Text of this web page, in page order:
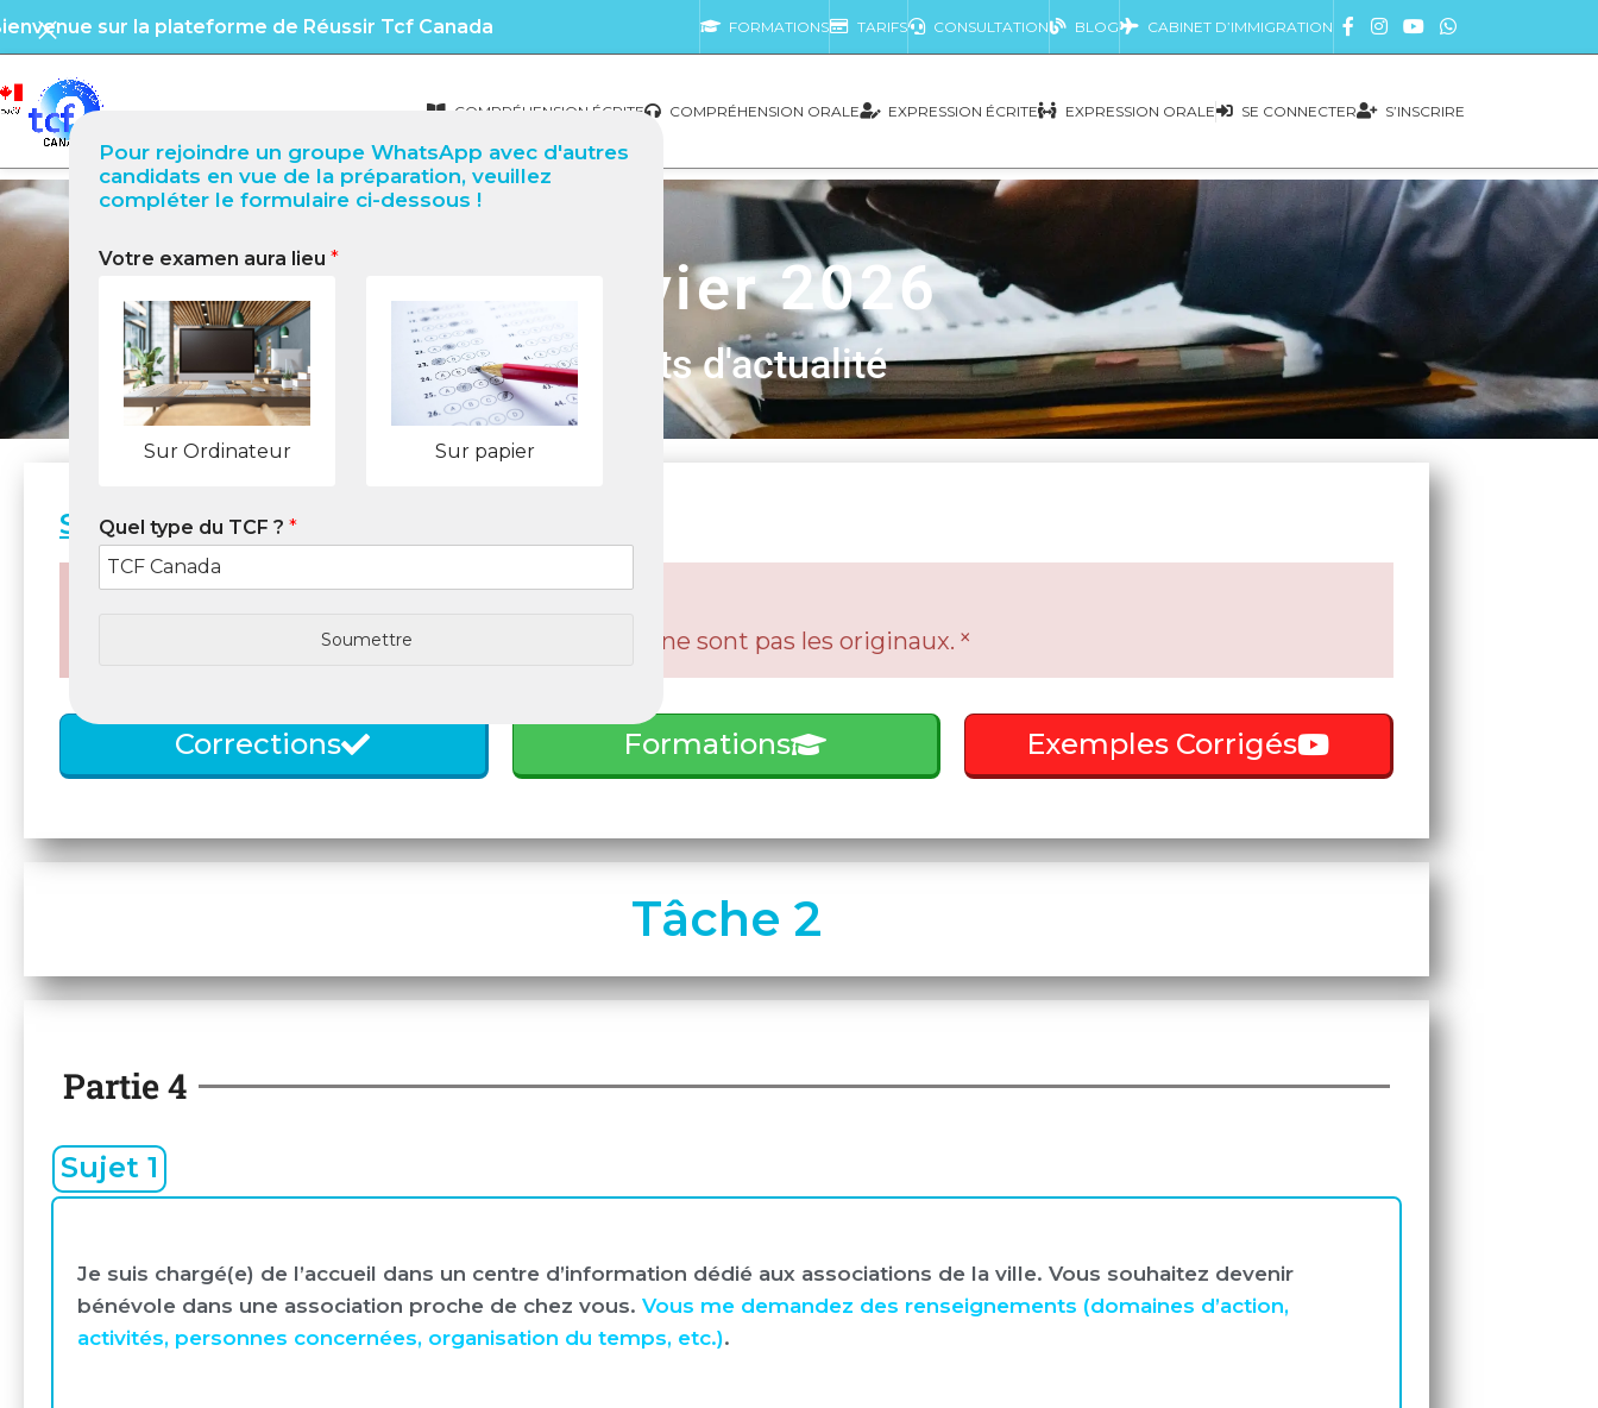
Pour rejoindre un groupe WhatsApp avec d'autres
candidats en vue de la préparation, veuillez
compléter le formulaire ci-dessous !
Votre examen aura lieu *
Sur Ordinateur Sur papier
Quel type du TCF ? *
Soumettre
sur la plateforme de Réussir Tcf Canada FORMATIONS TARIFS CONSULTATION BLOG CABINET D’IMMIGRATION
COMPRÉHENSION ÉCRITE COMPRÉHENSION ORALE EXPRESSION ÉCRITE EXPRESSION ORALE SE CONNECTER S’INSCRIRE
Janvier 2026
Sujets d'actualité
Sujets d'actualités Janvier 2026
Ces contenus sont basés sur des sujets réels ! Ils ne sont pas les originaux. ×
Corrections Formations Exemples Corrigés
Tâche 2
Partie 4
Sujet 1
Je suis chargé(e) de l’accueil dans un centre d’information dédié aux associations de la ville. Vous souhaitez devenir
bénévole dans une association proche de chez vous. Vous me demandez des renseignements (domaines d’action,
activités, personnes concernées, organisation du temps, etc.).